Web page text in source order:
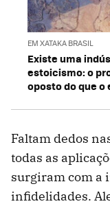
EM XATAKA BRASIL
Existe uma
estoicismo: o
oposto do que
Faltam dedos
todas as
surgiram com a
infidelidades.